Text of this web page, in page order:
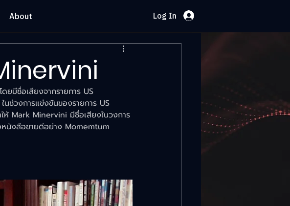
About Log In
ยมีชื่อเสียงจากรายการ US
ช่วงการแข่งขันของรายการ US
Mark Minervini มีชื่อเสียงในวงการ
หนังสือขายดีอย่าง Momemtum